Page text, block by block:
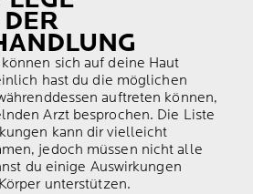
sich auf deine Haut
hast du die möglichen
auftreten können,
Arzt besprochen. Die Liste
kann dir vielleicht
jedoch müssen nicht alle
du einige Auswirkungen
unterstützen.